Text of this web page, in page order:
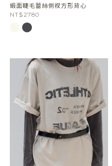
緞面睫毛蕾絲側衩方形背心
NT$2780